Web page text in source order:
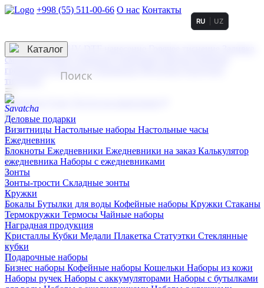
+998 (55) 511-00-66 О нас Контакты
3D гравировка
смолой (Doming)
гравировка твердая
тиснение
RU UZ
☰
Контакты
Каталог
Деловые подарки
Визитницы Настольные наборы Настольные часы
Ежедневник
Блокноты Ежедневники Ежедневники на заказ Калькулятор
ежедневника Наборы с ежедневниками
Зонты
Зонты-трости Складные зонты
Кружки
Бокалы Бутылки для воды Кофейные наборы Кружки Стаканы
Термокружки Термосы Чайные наборы
Наградная продукция
Kристаллы Кубки Медали Плакетка Статуэтки Стеклянные
кубки
Подарочные наборы
Бизнес наборы Кофейные наборы Кошельки Наборы из кожи
Наборы ручек Наборы с аккумуляторами Наборы с бутылками